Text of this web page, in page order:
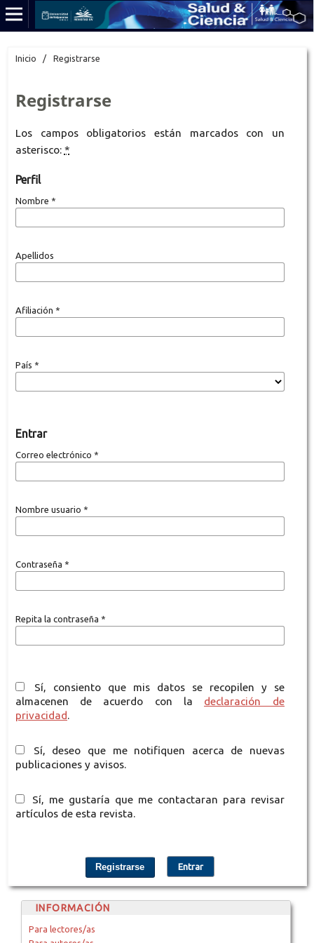
Inicio / Registrarse
Registrarse
Los campos obligatorios están marcados con un
asterisco: *
Perfil
Nombre *
Apellidos
Afiliación *
País *
Entrar
Correo electrónico *
Nombre usuario *
Contraseña *
Repita la contraseña *
almacenen de acuerdo con la declaración de
privacidad.
publicaciones y avisos.
artículos de esta revista.
Registrarse Entrar
INFORMACIÓN
Para lectores/as